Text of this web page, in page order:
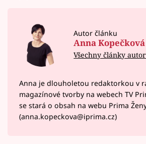
Autor článku
Anna Kopečková
Všechny články
Anna je dlouholetou redaktorkou v
magazínové tvorby na webech TV
se stará o obsah na webu Prima
(anna.kopeckova@iprima.cz)